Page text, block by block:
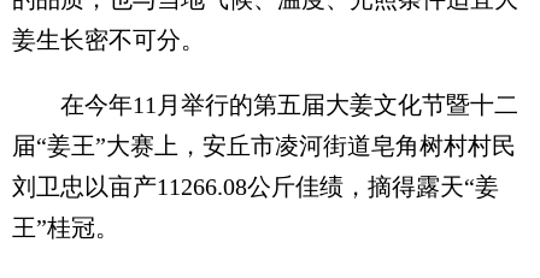
姜生长密不可分。
在今年11月举行的第五届大姜文化节暨十二
届“姜王”大赛上，安丘市凌河街道皂角树村村民
刘卫忠以亩产11266.08公斤佳绩，摘得露天“姜
王”桂冠。